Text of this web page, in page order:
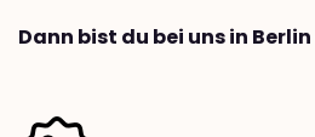
Dann bist du bei uns in